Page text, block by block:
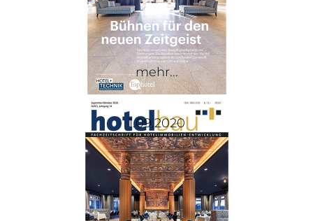
mehr...
1.09.2020